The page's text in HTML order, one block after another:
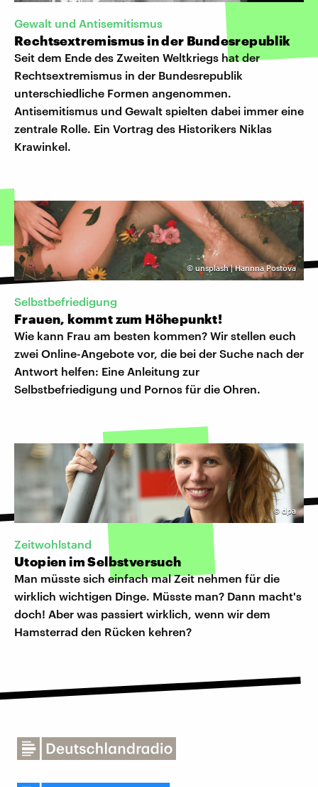
Gewalt und Antisemitismus
Rechtsextremismus in der Bundesrepublik
Seit dem Ende des Zweiten Weltkriegs hat der
Rechtsextremismus in der Bundesrepublik
unterschiedliche Formen angenommen.
Antisemitismus und Gewalt spielten dabei immer eine
zentrale Rolle. Ein Vortrag des Historikers Niklas
Krawinkel.
© unsplash | Hannna Postova
Selbstbefriedigung
Frauen, kommt zum Höhepunkt!
Wie kann Frau am besten kommen? Wir stellen euch
zwei Online-Angebote vor, die bei der Suche nach der
Antwort helfen: Eine Anleitung zur
Selbstbefriedigung und Pornos für die Ohren.
© dpa
Zeitwohlstand
Utopien im Selbstversuch
Man müsste sich einfach mal Zeit nehmen für die
wirklich wichtigen Dinge. Müsste man? Dann macht's
doch! Aber was passiert wirklich, wenn wir dem
Hamsterrad den Rücken kehren?